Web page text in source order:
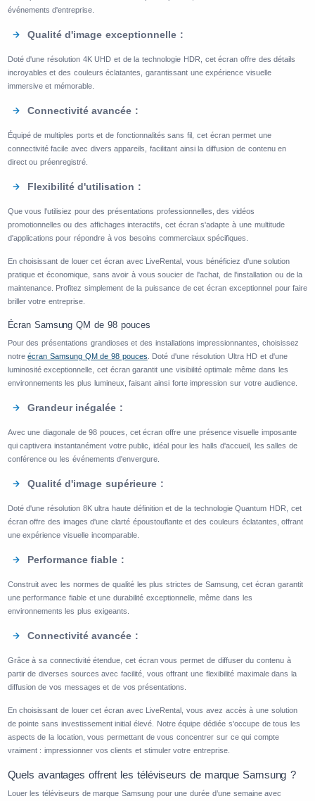
événements d'entreprise.
Qualité d'image exceptionnelle :
Doté d'une résolution 4K UHD et de la technologie HDR, cet écran offre des détails
incroyables et des couleurs éclatantes, garantissant une expérience visuelle
immersive et mémorable.
Connectivité avancée :
Équipé de multiples ports et de fonctionnalités sans fil, cet écran permet une
connectivité facile avec divers appareils, facilitant ainsi la diffusion de contenu en
direct ou préenregistré.
Flexibilité d'utilisation :
Que vous l'utilisiez pour des présentations professionnelles, des vidéos
promotionnelles ou des affichages interactifs, cet écran s'adapte à une multitude
d'applications pour répondre à vos besoins commerciaux spécifiques.
En choisissant de louer cet écran avec LiveRental, vous bénéficiez d'une solution
pratique et économique, sans avoir à vous soucier de l'achat, de l'installation ou de la
maintenance. Profitez simplement de la puissance de cet écran exceptionnel pour faire
briller votre entreprise.
Écran Samsung QM de 98 pouces
Pour des présentations grandioses et des installations impressionnantes, choisissez
notreécran Samsung QM de 98 pouces . Doté d'une résolution Ultra HD et d'une
luminosité exceptionnelle, cet écran garantit une visibilité optimale même dans les
environnements les plus lumineux, faisant ainsi forte impression sur votre audience.
Grandeur inégalée :
Avec une diagonale de 98 pouces, cet écran offre une présence visuelle imposante
qui captivera instantanément votre public, idéal pour les halls d'accueil, les salles de
conférence ou les événements d'envergure.
Qualité d'image supérieure :
Doté d'une résolution 8K ultra haute définition et de la technologie Quantum HDR, cet
écran offre des images d'une clarté époustouflante et des couleurs éclatantes, offrant
une expérience visuelle incomparable.
Performance fiable :
Construit avec les normes de qualité les plus strictes de Samsung, cet écran garantit
une performance fiable et une durabilité exceptionnelle, même dans les
environnements les plus exigeants.
Connectivité avancée :
Grâce à sa connectivité étendue, cet écran vous permet de diffuser du contenu à
partir de diverses sources avec facilité, vous offrant une flexibilité maximale dans la
diffusion de vos messages et de vos présentations.
En choisissant de louer cet écran avec LiveRental, vous avez accès à une solution
de pointe sans investissement initial élevé. Notre équipe dédiée s'occupe de tous les
aspects de la location, vous permettant de vous concentrer sur ce qui compte
vraiment : impressionner vos clients et stimuler votre entreprise.
Quels avantages offrent les téléviseurs de marque Samsung ?
Louer les téléviseurs de marque Samsung pour une durée d’une semaine avec